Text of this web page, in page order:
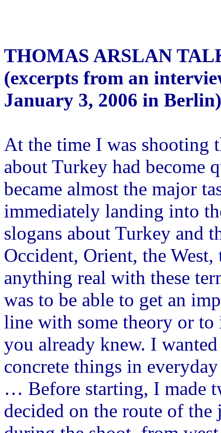
THOMAS ARSLAN
(excerpts from an
January 3, 2006 in
At the time I was shooting
about Turkey had become
became almost the major
immediately landing into
slogans about Turkey and
Occident, Orient, the West,
anything real with these
was to be able to get an
line with some theory or
you already knew. I
concrete things in
… Before starting, I made
decided on the route of